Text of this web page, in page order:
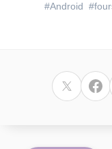
Android